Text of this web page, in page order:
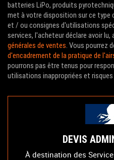
un événement plus long.
PIÈCES
ENTRETIEN
OPS Store propose
composants d’upgradepour
internes AEG, les pièces
internes, les moteurs,
connectiques et les
batteries LiPo, produits
met à votre disposition sur ce type
et / ou consignes d'utilisations
services, l'acheteur déclare avoir lu,
générales de ventes. Vous pourrez
d'encadrement de la pratique de
pourrons pas être tenus pour
utilisations inappropriées et
DEVIS
À destination des